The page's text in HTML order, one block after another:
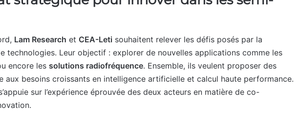
Lam Research et CEA-Leti souhaitent relever les défis posés par la
technologies. Leur objectif : explorer de nouvelles applications comme les
encore les solutions radiofréquence. Ensemble, ils veulent proposer des
aux besoins croissants en intelligence artificielle et calcul haute performance.
sur l’expérience éprouvée des deux acteurs en matière de co-